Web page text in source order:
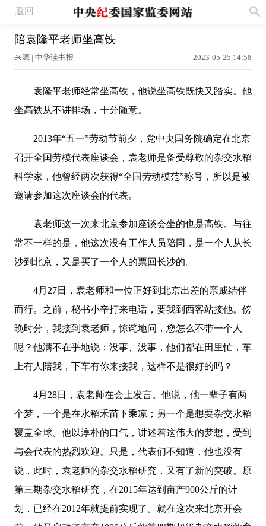
返回
陪袁隆平老师坐高铁
来源 | 中华读书报 2023-05-25 14:58
袁隆平老师经常坐高铁，他说坐高铁既快又踏实。他
坐高铁从不讲排场，十分随意。
2013年“五一”劳动节前夕，党中央国务院确定在北京
召开全国劳模代表座谈会，袁老师是备受尊敬的杂交水稻
科学家，他曾经两次获得“全国劳动模范”称号，所以是被
邀请参加这次座谈会的代表。
袁老师这一次来北京参加座谈会坐的也是高铁。与往
常不一样的是，他这次没有工作人员陪同，是一个人从长
沙到北京，又是买了一个人的票回长沙的。
4月27日，袁老师和一位正好到北京出差的亲戚结伴
而行。之前，秘书小辛打来电话，要我到西客站接他。傍
晚时分，我接到袁老师，惊诧地问，您怎么不带一个人
呢？他满不在乎地说：没事、没事，他们都在田里忙，车
上有人陪我，下车有你来接我，这样不是很好的吗？
4月28日，袁老师在会上发言。他说，他一辈子有两
个梦，一个是在水稻禾苗下乘凉；另一个是想要杂交水稻
覆盖全球。他以淳朴的口气，讲述着这伟大的梦想，受到
与会代表的热烈欢迎。只是，代表们不知道，他也没有
说，此时，袁老师的杂交水稻研究，又有了新的突破。原
第三期杂交水稻研究，在2015年达到亩产900公斤的计
划，已经在2012年就提前实现了。就在这次来北京开会